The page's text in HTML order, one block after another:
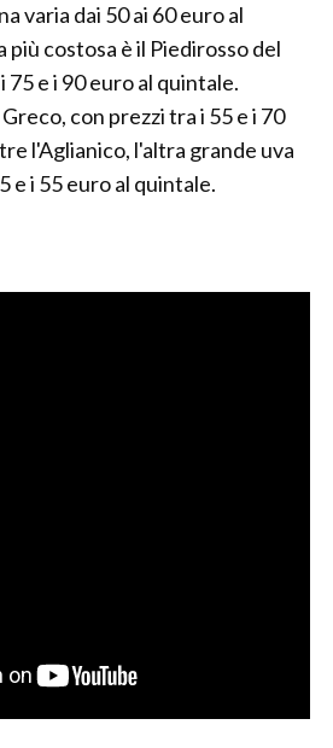
varia dai 50 ai 60 euro al
costosa è il Piedirosso del
75 e i 90 euro al quintale.
con prezzi tra i 55 e i 70
l'Aglianico, l'altra grande uva
e i 55 euro al quintale.